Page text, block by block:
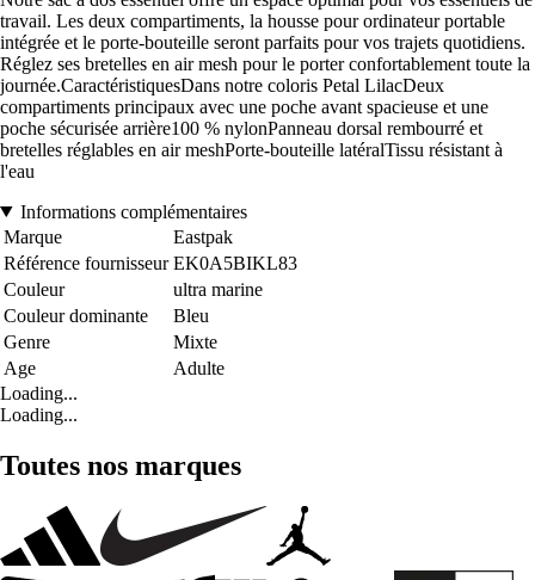
travail. Les deux compartiments, la housse pour ordinateur portable
intégrée et le porte-bouteille seront parfaits pour vos trajets quotidiens.
Réglez ses bretelles en air mesh pour le porter confortablement toute la
journée.CaractéristiquesDans notre coloris Petal LilacDeux
compartiments principaux avec une poche avant spacieuse et une
poche sécurisée arrière100 % nylonPanneau dorsal rembourré et
bretelles réglables en air meshPorte-bouteille latéralTissu résistant à
l'eau
Informations complémentaires
Marque
Eastpak
Référence fournisseur EK0A5BIKL83
Couleur
ultra marine
Couleur dominante
Bleu
Genre
Mixte
Age
Adulte
Loading...
Loading...
Toutes nos marques